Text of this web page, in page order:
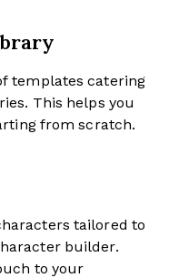
templates catering
This helps you
from scratch.
tailored to
builder.
to your